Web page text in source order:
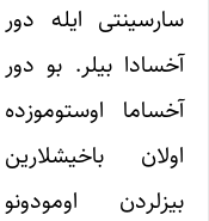
سارسینتی ایله دور
آخسادا بیلر. بو دور
آخساما اوستوموزده
اولان باخیشلارین
بیزلردن اومودونو